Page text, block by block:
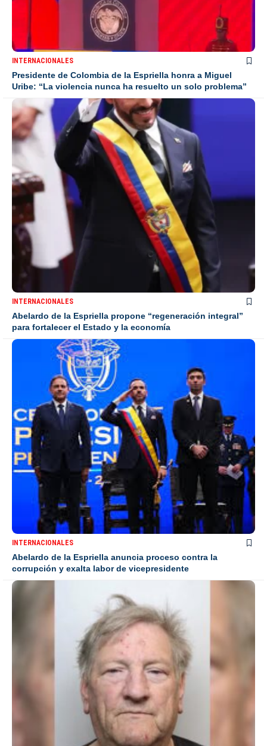
INTERNACIONALES
Presidente de Colombia de la Espriella honra a Miguel
Uribe: “La violencia nunca ha resuelto un solo problema”
INTERNACIONALES
Abelardo de la Espriella propone “regeneración integral”
para fortalecer el Estado y la economía
INTERNACIONALES
Abelardo de la Espriella anuncia proceso contra la
corrupción y exalta labor de vicepresidente